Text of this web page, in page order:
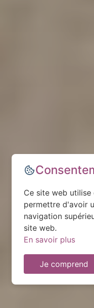
Ce site web
permettre d'avoir
navigation
site web.
En savoir plus
Je comprend